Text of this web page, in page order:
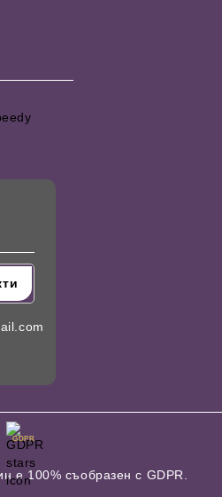
GDPR
е 100% съобразен с GDPR.